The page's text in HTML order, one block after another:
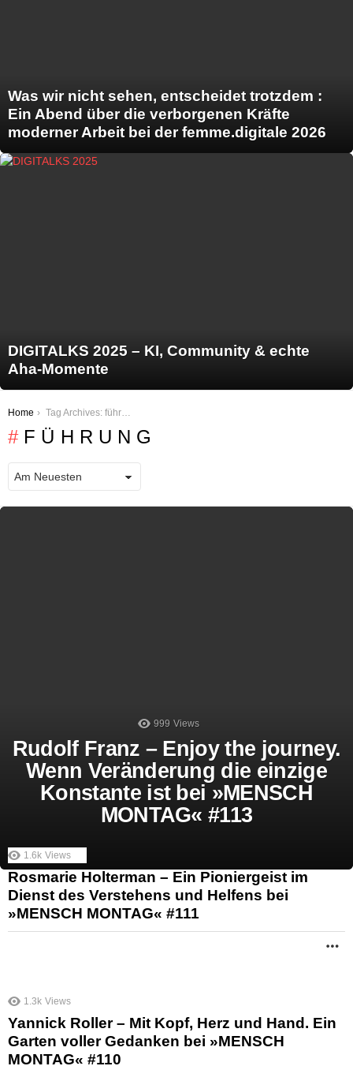
Was wir nicht sehen, entscheidet trotzdem :
Ein Abend über die verborgenen Kräfte
moderner Arbeit bei der femme.digitale 2026
DIGITALKS 2025 – KI, Community & echte
Aha-Momente
You are here:
Home Tag Archives: führung
FÜHRUNG
999 Views
Rudolf Franz – Enjoy the journey.
Wenn Veränderung die einzige
Konstante ist bei »MENSCH
MONTAG« #113
1.6k Views
Rosmarie Holterman – Ein Pioniergeist im
Dienst des Verstehens und Helfens bei
»MENSCH MONTAG« #111
1.3k Views
Yannick Roller – Mit Kopf, Herz und Hand. Ein
Garten voller Gedanken bei »MENSCH
MONTAG« #110